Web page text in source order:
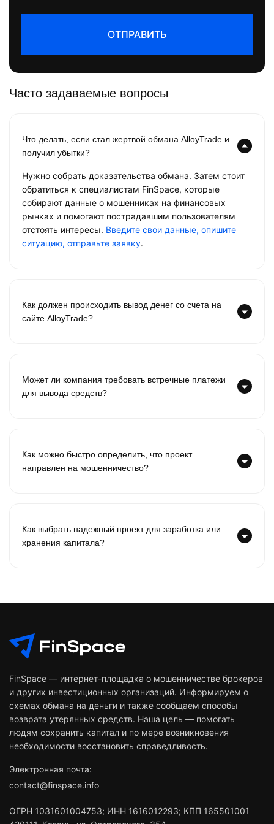
ОТПРАВИТЬ
Часто задаваемые вопросы
Что делать, если стал жертвой обмана AlloyTrade и
получил убытки?
Нужно собрать доказательства обмана. Затем стоит
обратиться к специалистам FinSpace, которые
собирают данные о мошенниках на финансовых
рынках и помогают пострадавшим пользователям
отстоять интересы. Введите свои данные, опишите
ситуацию, отправьте заявку.
Как должен происходить вывод денег со счета на
сайте AlloyTrade?
Может ли компания требовать встречные платежи
для вывода средств?
Как можно быстро определить, что проект
направлен на мошенничество?
Как выбрать надежный проект для заработка или
хранения капитала?
FinSpace — интернет-площадка о мошенничестве брокеров
и других инвестиционных организаций. Информируем о
схемах обмана на деньги и также сообщаем способы
возврата утерянных средств. Наша цель — помогать
людям сохранить капитал и по мере возникновения
необходимости восстановить справедливость.
Электронная почта:
contact@finspace.info
ОГРН 1031601004753; ИНН 1616012293; КПП 165501001